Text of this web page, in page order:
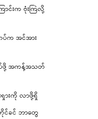
ာင်းက ဗုံးကြဲလို့
ပ်က အင်အား
ပ်ဖို့ အကန့်အသတ်
ရှားကို လာဖို့ရှိ
င်ခင် ဘာတွေ